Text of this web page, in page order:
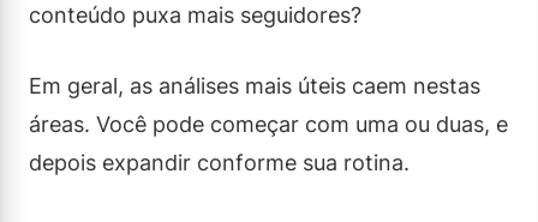
conteúdo puxa mais seguidores?
Em geral, as análises mais úteis caem nestas
áreas. Você pode começar com uma ou duas, e
depois expandir conforme sua rotina.